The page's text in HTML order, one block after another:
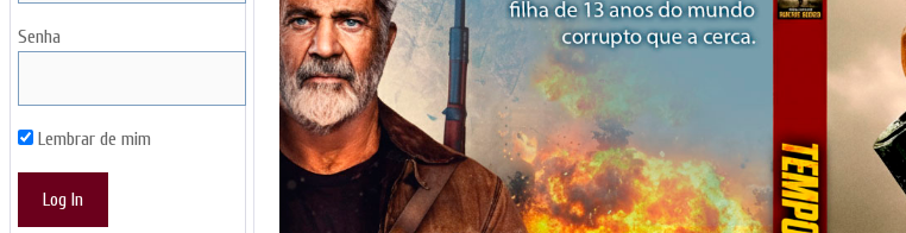
Senha
Lembrar de mim